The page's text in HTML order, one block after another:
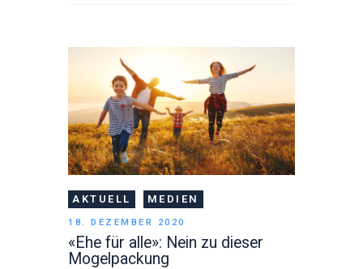
AKTUELL MEDIEN
18. DEZEMBER 2020
«Ehe für alle»: Nein zu dieser
Mogelpackung